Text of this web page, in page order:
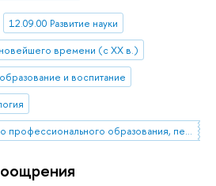
12.09.00 Развитие науки
времени (с XX в.)
и воспитание
14.09.35 История высшего профессионального образования, педагогики высшей профессиональной школы